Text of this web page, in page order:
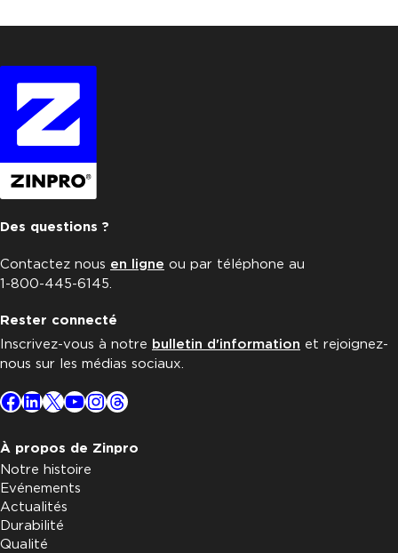
Des questions ?
Contactez nous en ligne ou par téléphone au
1-800-445-6145.
Rester connecté
Inscrivez-vous à notre bulletin d'information et rejoignez-
nous sur les médias sociaux.
Facebook
LinkedIn
X YouTube
Instagram
Threads
À propos de Zinpro
Notre histoire
Evénements
Actualités
Durabilité
Qualité